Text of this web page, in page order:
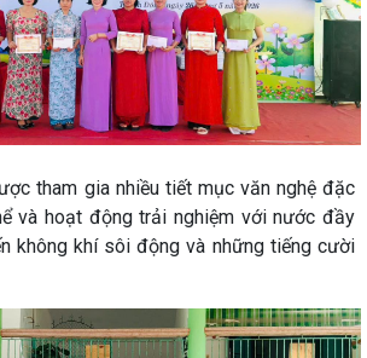
tham gia nhiều tiết mục văn nghệ đặc
và hoạt động trải nghiệm với nước đầy
không khí sôi động và những tiếng cười